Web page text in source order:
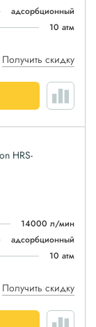
адсорбционный
10 атм
Получить скидку
HRS-
14000 л/мин
адсорбционный
10 атм
Получить скидку